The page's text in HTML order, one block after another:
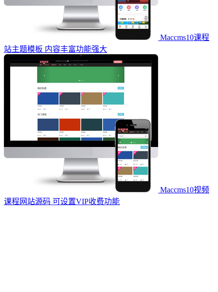
Maccms10课程
站主题模板 内容丰富功能强大
Maccms10视频
课程网站源码 可设置VIP收费功能